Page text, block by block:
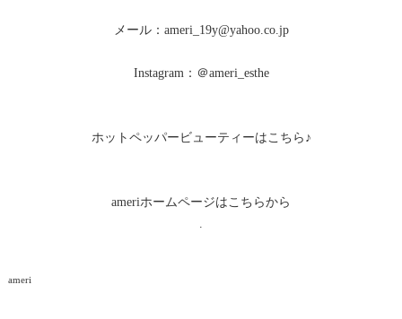
メール：ameri_19y@yahoo.co.jp
Instagram：＠ameri_esthe
ホットペッパービューティーはこちら♪
ameriホームページはこちらから
ameri